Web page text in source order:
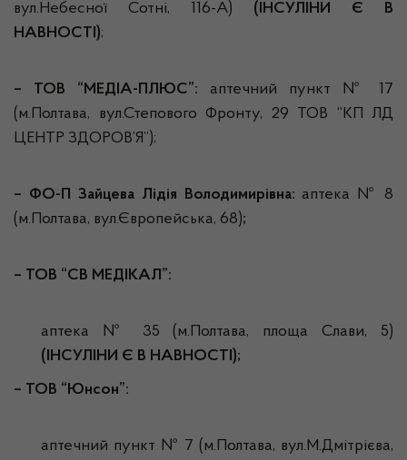
вул.Небесної Сотні, 116-А) (ІНСУЛІНИ Є В
НАВНОСТІ);
– ТОВ “МЕДІА-ПЛЮС”: аптечний пункт № 17
(м.Полтава, вул.Степового Фронту, 29 ТОВ “КП ЛД
ЦЕНТР ЗДОРОВ’Я”);
– ФО-П Зайцева Лідія Володимирівна: аптека № 8
(м.Полтава, вул.Європейська, 68);
– ТОВ “СВ МЕДІКАЛ”:
аптека № 35 (м.Полтава, площа Слави, 5)
(ІНСУЛІНИ Є В НАВНОСТІ);
– ТОВ “Юнсон”:
аптечний пункт № 7 (м.Полтава, вул.М.Дмітрієва,